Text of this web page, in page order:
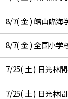
8/7( 金 ) 館山臨海
8/7( 金 ) 全国小学
7/25( 土 ) 日光林
7/25( 土 ) 日光林